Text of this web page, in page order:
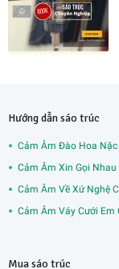
Hướng dẫn sáo trúc
Cảm Âm Đào Hoa
Cảm Âm Xin Gọi
Cảm Âm Về Xứ Nghệ
Cảm Âm Váy Cưới Em
Mua sáo trúc